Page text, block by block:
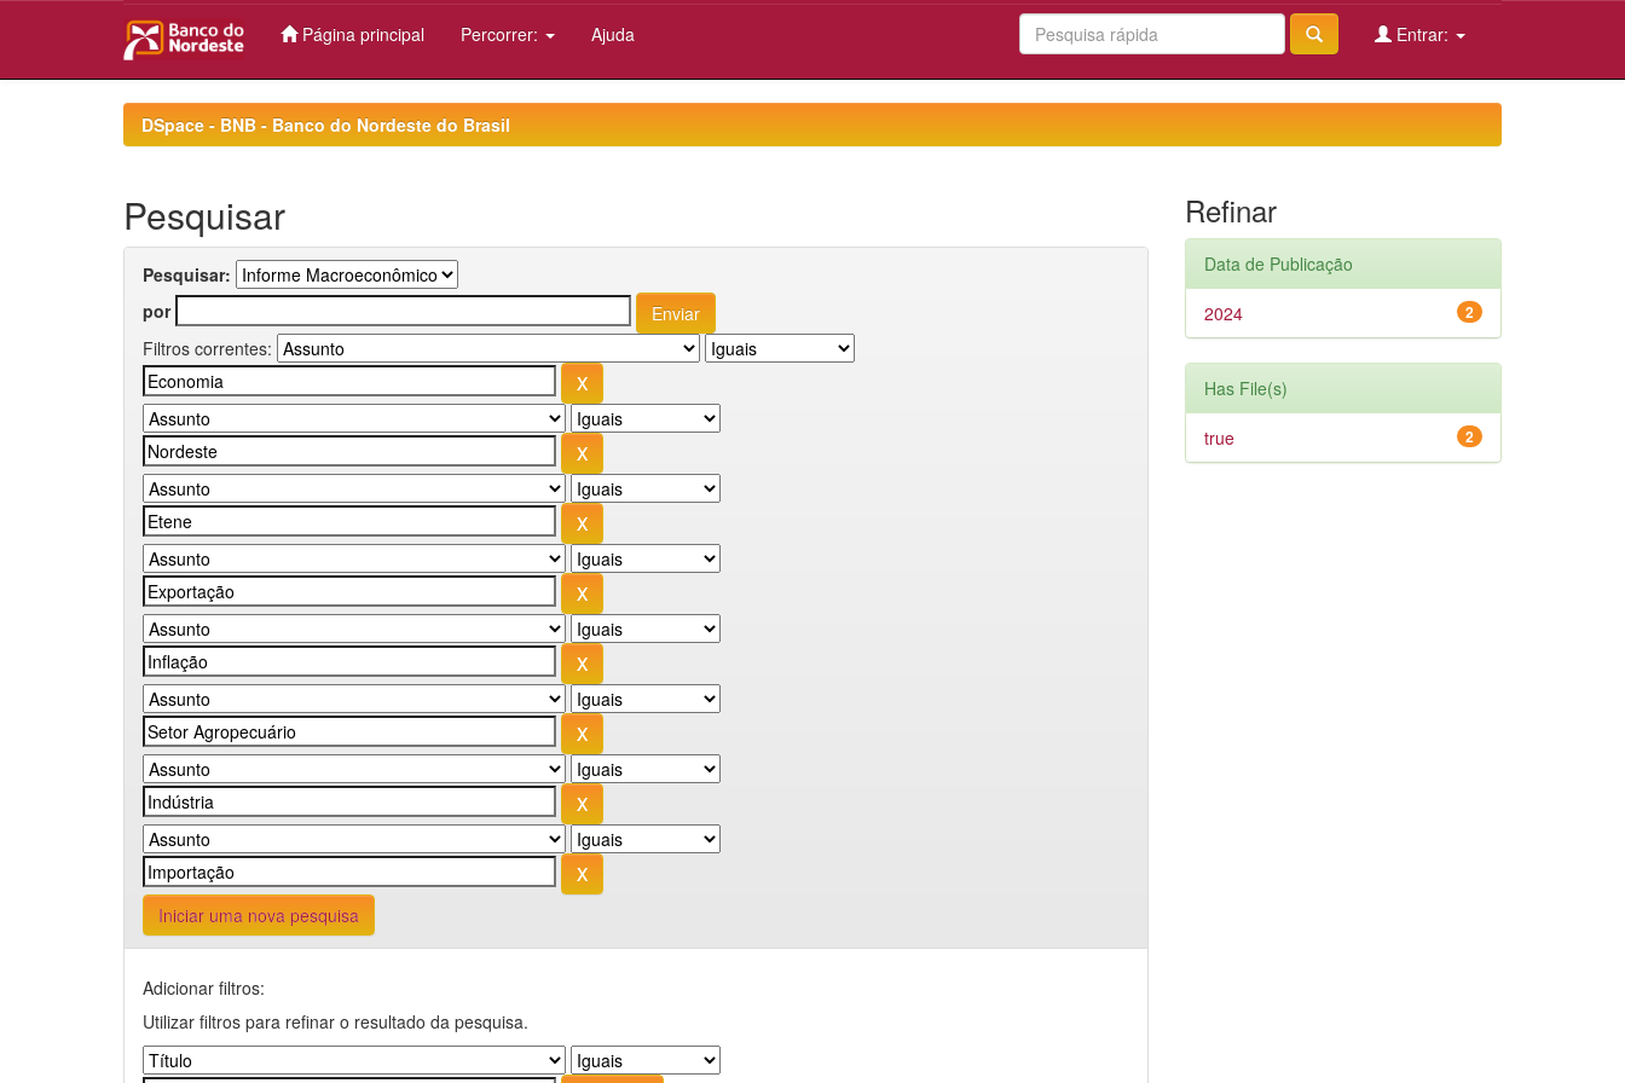
Página principal Percorrer: Ajuda Entrar:
DSpace - BNB - Banco do Nordeste do Brasil
Pesquisar
Pesquisar:
por
Filtros correntes:
Iniciar uma nova pesquisa
Adicionar filtros:
Utilizar filtros para refinar o resultado da pesquisa.
Refinar
Data de Publicação
2
2024
Has File(s)
2
true